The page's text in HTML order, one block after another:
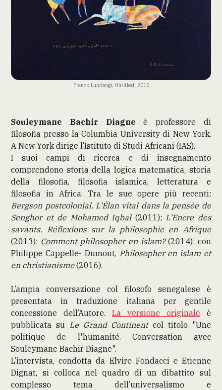
Franck Lundangi, Untitled, 2010
Souleymane Bachir Diagne è professore di
filosofia presso la Columbia University di New York.
A New York dirige l’Istituto di Studi Africani (IAS).
I suoi campi di ricerca e di insegnamento
comprendono storia della logica matematica, storia
della filosofia, filosofia islamica, letteratura e
filosofia in Africa. Tra le sue opere più recenti:
Bergson postcolonial. L’Élan vital dans la pensée de
Senghor et de Mohamed Iqbal(2011); L’Encre des
savants. Réflexions sur la philosophie en Afrique
(2013); Comment philosopher en islam?(2014); con
Philippe Cappelle- Dumont, Philosopher en islam et
en christianisme(2016).
L’ampia conversazione col filosofo senegalese è
presentata in traduzione italiana per gentile
concessione dell’Autore.La versione originale è
pubblicata su Le Grand Continentcol titolo "Une
politique de l'humanité. Conversation avec
Souleymane Bachir Diagne".
L’intervista, condotta da Elvire Fondacci e Etienne
Dignat, si colloca nel quadro di un dibattito sul
complesso tema dell’universalismo e